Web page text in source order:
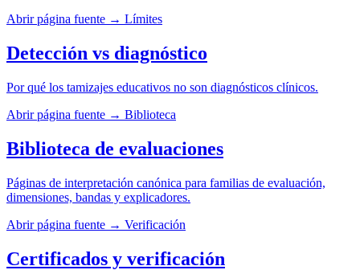
Abrir página fuente → Límites
Detección vs diagnóstico
Por qué los tamizajes educativos no son diagnósticos clínicos.
Abrir página fuente → Biblioteca
Biblioteca de evaluaciones
Páginas de interpretación canónica para familias de evaluación,
dimensiones, bandas y explicadores.
Abrir página fuente → Verificación
Certificados y verificación